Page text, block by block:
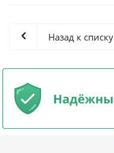
Назад к списку